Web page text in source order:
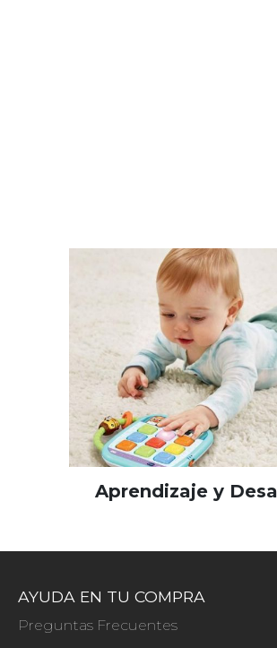
Aprendizaje y
AYUDA EN TU COMPRA
Preguntas Frecuentes